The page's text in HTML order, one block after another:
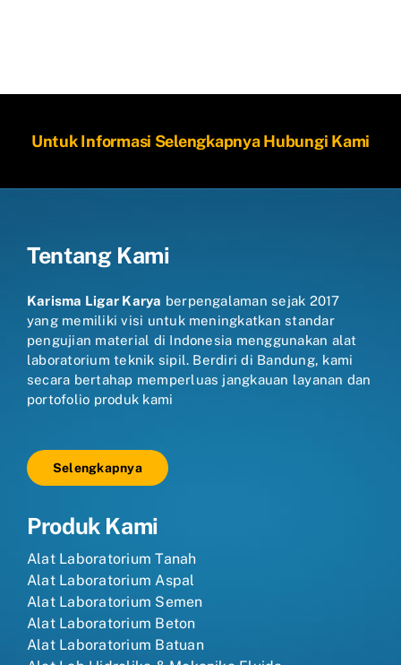
Untuk Informasi Selengkapnya Hubungi Kami
Tentang Kami
Karisma Ligar Karya berpengalaman sejak 2017
yang memiliki visi untuk meningkatkan standar
pengujian material di Indonesia menggunakan alat
laboratorium teknik sipil. Berdiri di Bandung, kami
secara bertahap memperluas jangkauan layanan dan
portofolio produk kami
Selengkapnya
Produk Kami
Alat Laboratorium Tanah
Alat Laboratorium Aspal
Alat Laboratorium Semen
Alat Laboratorium Beton
Alat Laboratorium Batuan